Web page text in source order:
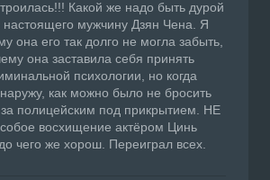
Какой же надо быть дурой
настоящего мужчину Дзян Чена. Я
она его так долго не могла забыть,
она заставила себя принять
психологии, но когда
как можно было не бросить
полицейским под прикрытием. НЕ
восхищение актёром Цинь
чего же хорош. Переиграл всех.